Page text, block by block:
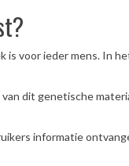
voor ieder mens. In
dit genetische
informatie